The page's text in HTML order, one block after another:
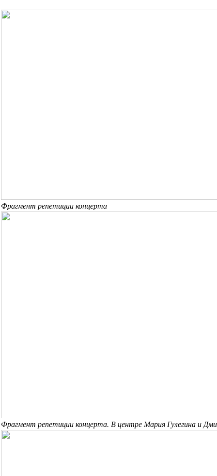
Фрагмент репетиции концерта
Фрагмент репетиции концерта. В центре Мария Гулегина и